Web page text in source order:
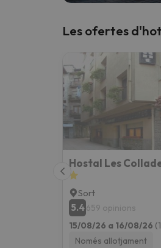
Les ofertes
Hostal Les
Sort
5.4659 opinions
15/08/26 a 16/08/26
Només allotjament